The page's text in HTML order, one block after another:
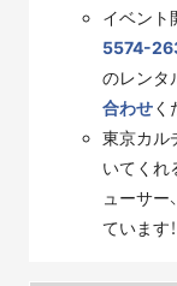
イベント
5574-
のレンタ
合わせく
東京カル
いてくれ
ューサー
ています！